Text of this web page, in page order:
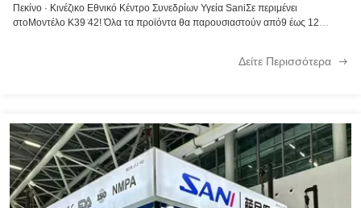
Πεκίνο · Κινέζικο Εθνικό Κέντρο Συνεδρίων Υγεία SaniΣε περιμένει
στοΜοντέλο Κ39 ̇42! Όλα τα προϊόντα θα παρουσιαστούν από9 έως 12
Δείτε Περισσότερα